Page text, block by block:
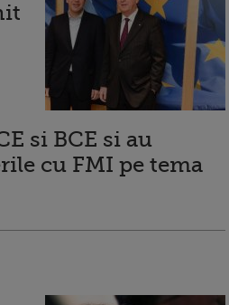
si BCE si au
cu FMI pe tema